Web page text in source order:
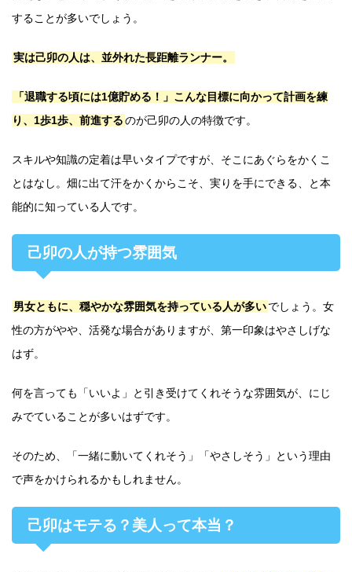
することが多いでしょう。
実は己卯の人は、並外れた長距離ランナー。
「退職する頃には1億貯める！」こんな目標に向かって計画を練
り、1歩1歩、前進するのが己卯の人の特徴です。
スキルや知識の定着は早いタイプですが、そこにあぐらをかくこ
とはなし。畑に出て汗をかくからこそ、実りを手にできる、と本
能的に知っている人です。
己卯の人が持つ雰囲気
男女ともに、穏やかな雰囲気を持っている人が多いでしょう。女
性の方がやや、活発な場合がありますが、第一印象はやさしげな
はず。
何を言っても「いいよ」と引き受けてくれそうな雰囲気が、にじ
みでていることが多いはずです。
そのため、「一緒に動いてくれそう」「やさしそう」という理由
で声をかけられるかもしれません。
己卯はモテる？美人って本当？